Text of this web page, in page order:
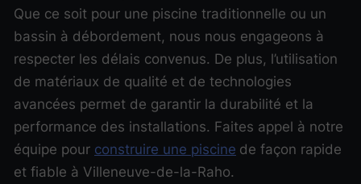
Que ce soit pour une piscine traditionnelle ou un
bassin à débordement, nous nous engageons à
respecter les délais convenus. De plus, l’utilisation
de matériaux de qualité et de technologies
avancées permet de garantir la durabilité et la
performance des installations. Faites appel à notre
équipe pour construire une piscine de façon rapide
et fiable à Villeneuve-de-la-Raho.